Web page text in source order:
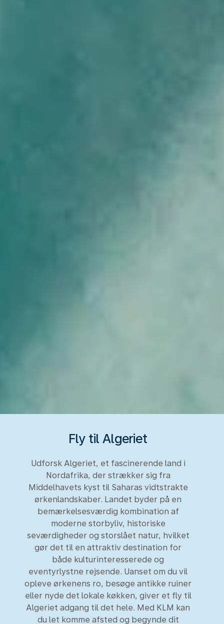
Fly til Algeriet
Udforsk Algeriet, et fascinerende land i
Nordafrika, der strækker sig fra
Middelhavets kyst til Saharas vidtstrakte
ørkenlandskaber. Landet byder på en
bemærkelsesværdig kombination af
moderne storbyliv, historiske
seværdigheder og storslået natur, hvilket
gør det til en attraktiv destination for
både kulturinteresserede og
eventyrlystne rejsende. Uanset om du vil
opleve ørkenens ro, besøge antikke ruiner
eller nyde det lokale køkken, giver et fly til
Algeriet adgang til det hele. Med KLM kan
du let komme afsted og begynde dit